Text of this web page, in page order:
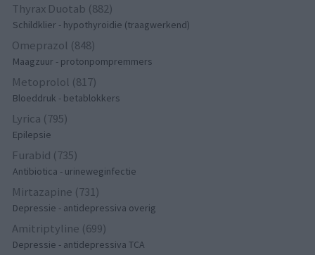
Thyrax Duotab (882)
Schildklier - hypothyroidie (traagwerkend)
Omeprazol (848)
Maagzuur - protonpompremmers
Metoprolol (817)
Bloeddruk - betablokkers
Lyrica (795)
Epilepsie
Furabid (735)
Antibiotica - urineweginfectie
Mirtazapine (731)
Depressie - antidepressiva overig
Amitriptyline (699)
Depressie - antidepressiva TCA